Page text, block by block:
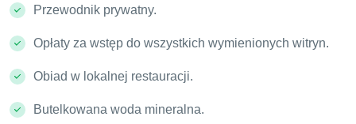
Przewodnik prywatny.
Opłaty za wstęp do wszystkich wymienionych witryn.
Obiad w lokalnej restauracji.
Butelkowana woda mineralna.